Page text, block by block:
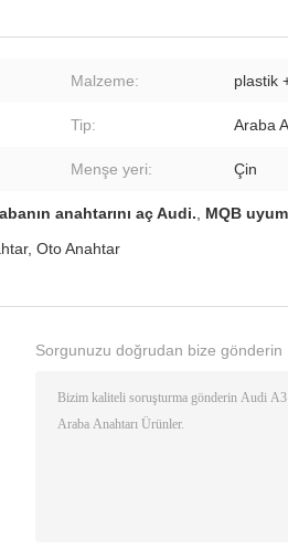
Malzeme: plastik
Tip: Araba
Menşe yeri: Çin
anahtarını aç Audi., MQB
, Oto Anahtar
Sorgunuzu doğrudan bize gönderin